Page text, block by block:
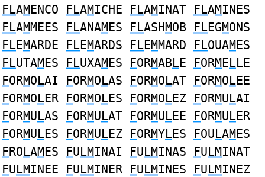
FLAMENCO FLAMICHE FLAMINAT FLAMINES
FLAMMEES FLANAMES FLASHMOB FLEGMONS
FLEMARDE FLEMARDS FLEMMARD FLOUAMES
FLUTAMES FLUXAMES FORMABLE FORMELLE
FORMOLAI FORMOLAS FORMOLAT FORMOLEE
FORMOLER FORMOLES FORMOLEZ FORMULAI
FORMULAS FORMULAT FORMULEE FORMULER
FORMULES FORMULEZ FORMYLES FOULAMES
FROLAMES FULMINAI FULMINAS FULMINAT
FULMINEE FULMINER FULMINES FULMINEZ